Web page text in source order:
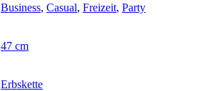
Business, Casual, Freizeit, Party
47 cm
Erbskette